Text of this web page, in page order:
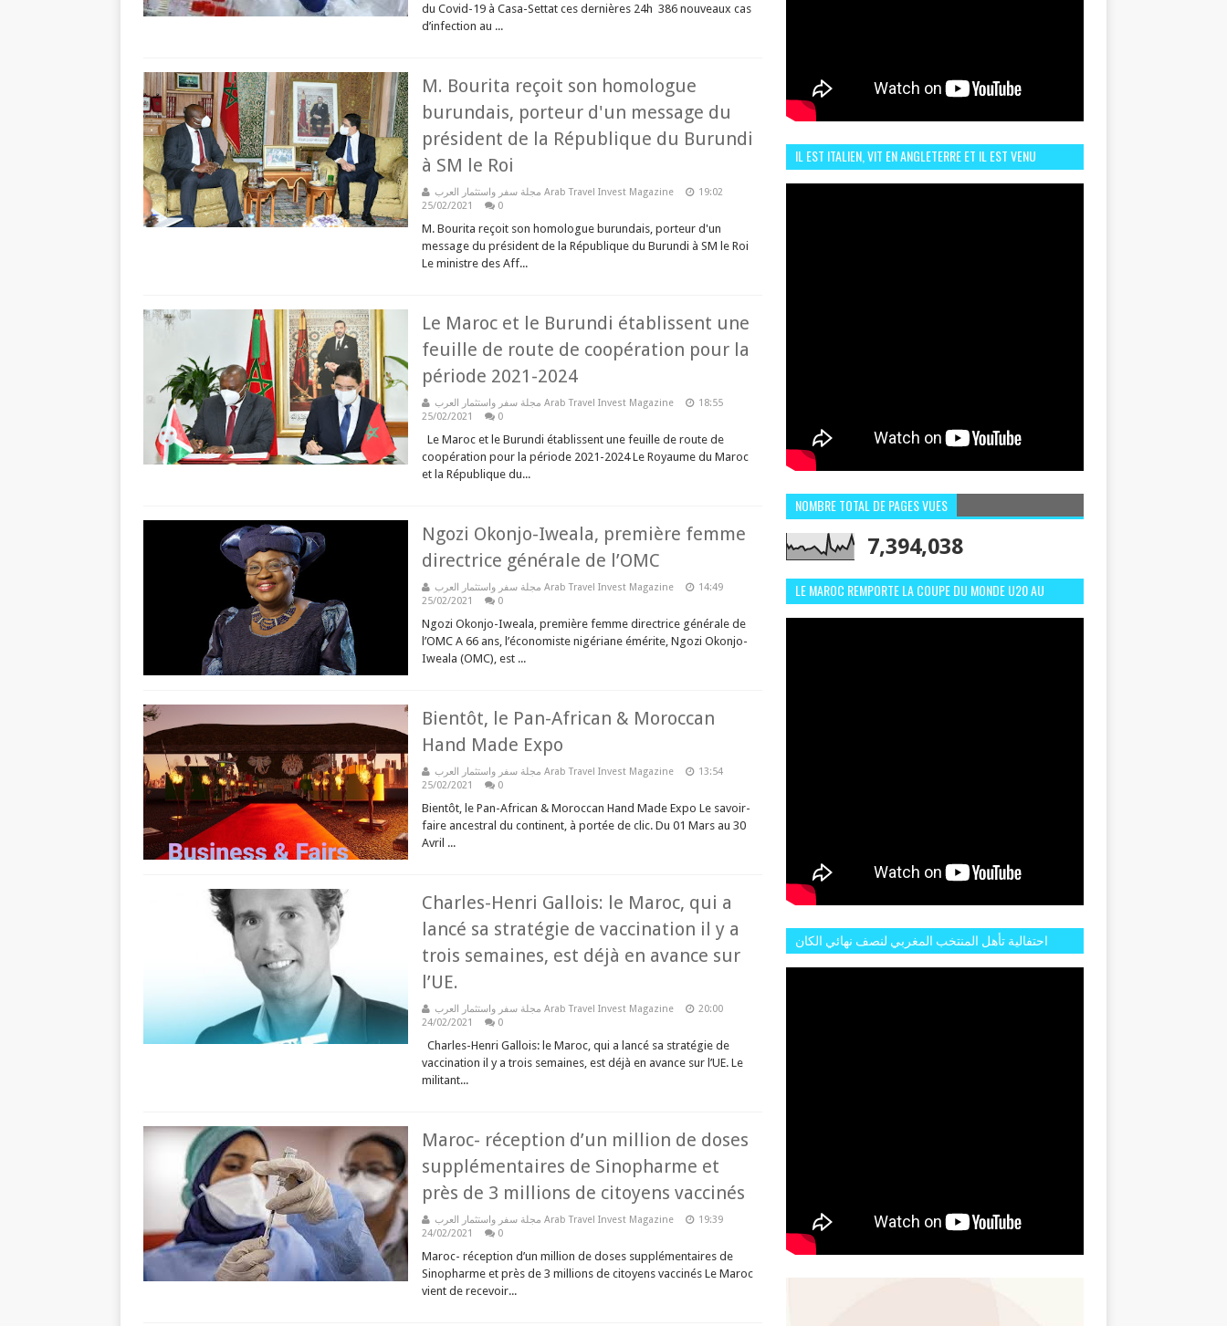
du Covid-19 à Casa-Settat ces dernières 24h 386 nouveaux cas
d’infection au ...
M. Bourita reçoit son homologue
burundais, porteur d'un message du
président de la République du Burundi
à SM le Roi
مجلة سفر واستثمار العرب Arab Travel Invest Magazine
19:02
25/02/2021
0
M. Bourita reçoit son homologue burundais, porteur d'un
message du président de la République du Burundi à SM le Roi
Le ministre des Aff...
Le Maroc et le Burundi établissent une
feuille de route de coopération pour la
période 2021-2024
مجلة سفر واستثمار العرب Arab Travel Invest Magazine
18:55
25/02/2021
0
Le Maroc et le Burundi établissent une feuille de route de
coopération pour la période 2021-2024 Le Royaume du Maroc
et la République du...
Ngozi Okonjo-Iweala, première femme
directrice générale de l’OMC
مجلة سفر واستثمار العرب Arab Travel Invest Magazine
14:49
25/02/2021
0
Ngozi Okonjo-Iweala, première femme directrice générale de
l’OMC A 66 ans, l’économiste nigériane émérite, Ngozi Okonjo-
Iweala (OMC), est ...
Bientôt, le Pan-African & Moroccan
Hand Made Expo
مجلة سفر واستثمار العرب Arab Travel Invest Magazine
13:54
25/02/2021
0
Bientôt, le Pan-African & Moroccan Hand Made Expo Le savoir-
faire ancestral du continent, à portée de clic. Du 01 Mars au 30
Avril ...
Charles-Henri Gallois: le Maroc, qui a
lancé sa stratégie de vaccination il y a
trois semaines, est déjà en avance sur
l’UE.
مجلة سفر واستثمار العرب Arab Travel Invest Magazine
20:00
24/02/2021
0
Charles-Henri Gallois: le Maroc, qui a lancé sa stratégie de
vaccination il y a trois semaines, est déjà en avance sur l’UE. Le
militant...
Maroc- réception d’un million de doses
supplémentaires de Sinopharme et
près de 3 millions de citoyens vaccinés
مجلة سفر واستثمار العرب Arab Travel Invest Magazine
19:39
24/02/2021
0
Maroc- réception d’un million de doses supplémentaires de
Sinopharme et près de 3 millions de citoyens vaccinés Le Maroc
vient de recevoir...
IL EST ITALIEN, VIT EN ANGLETERRE ET IL EST VENU
NOMBRE TOTAL DE PAGES VUES
7,394,038
LE MAROC REMPORTE LA COUPE DU MONDE U20 AU
احتفالية تأهل المنتخب المغربي لنصف نهائي الكان